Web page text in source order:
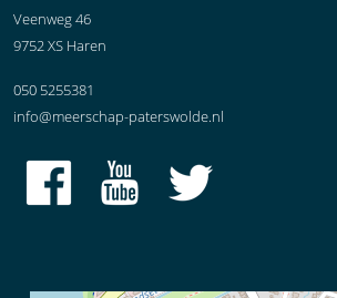
Veenweg 46
9752 XS Haren
050 5255381
info@meerschap-paterswolde.nl